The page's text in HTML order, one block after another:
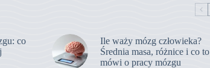
co
Ile waży mózg człowieka?
Średnia masa, różnice i co to
mówi o pracy mózgu